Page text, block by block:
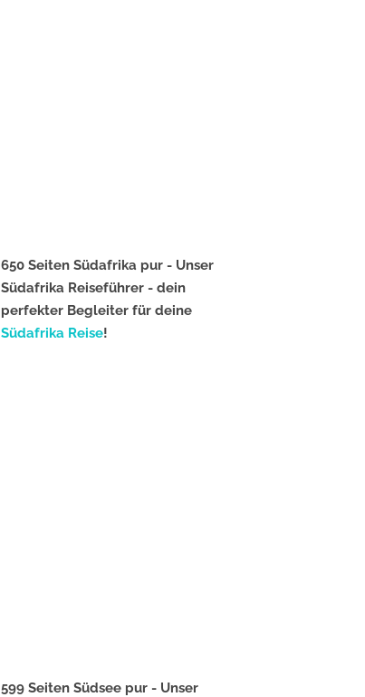
650 Seiten Südafrika pur - Unser
Südafrika Reiseführer - dein
perfekter Begleiter für deine
Südafrika Reise!
599 Seiten Südsee pur - Unser